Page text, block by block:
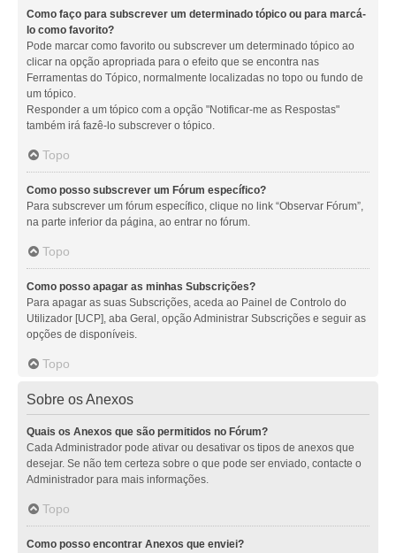
Como faço para subscrever um determinado tópico ou para marcá-
lo como favorito?
Pode marcar como favorito ou subscrever um determinado tópico ao
clicar na opção apropriada para o efeito que se encontra nas
Ferramentas do Tópico, normalmente localizadas no topo ou fundo de
um tópico.
Responder a um tópico com a opção "Notificar-me as Respostas"
também irá fazê-lo subscrever o tópico.
Topo
Como posso subscrever um Fórum específico?
Para subscrever um fórum específico, clique no link “Observar Fórum”,
na parte inferior da página, ao entrar no fórum.
Topo
Como posso apagar as minhas Subscrições?
Para apagar as suas Subscrições, aceda ao Painel de Controlo do
Utilizador [UCP], aba Geral, opção Administrar Subscrições e seguir as
opções de disponíveis.
Topo
Sobre os Anexos
Quais os Anexos que são permitidos no Fórum?
Cada Administrador pode ativar ou desativar os tipos de anexos que
desejar. Se não tem certeza sobre o que pode ser enviado, contacte o
Administrador para mais informações.
Topo
Como posso encontrar Anexos que enviei?